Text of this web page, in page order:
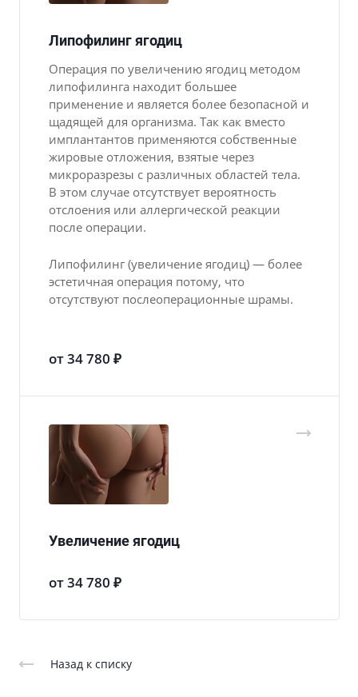
Липофилинг ягодиц
Операция по увеличению ягодиц методом
липофилинга находит большее
применение и является более безопасной и
щадящей для организма. Так как вместо
имплантантов применяются собственные
жировые отложения, взятые через
микроразрезы с различных областей тела.
В этом случае отсутствует вероятность
отслоения или аллергической реакции
после операции.
Липофилинг (увеличение ягодиц) — более
эстетичная операция потому, что
отсутствуют послеоперационные шрамы.
от 34 780 ₽
Увеличение ягодиц
от 34 780 ₽
Назад к списку